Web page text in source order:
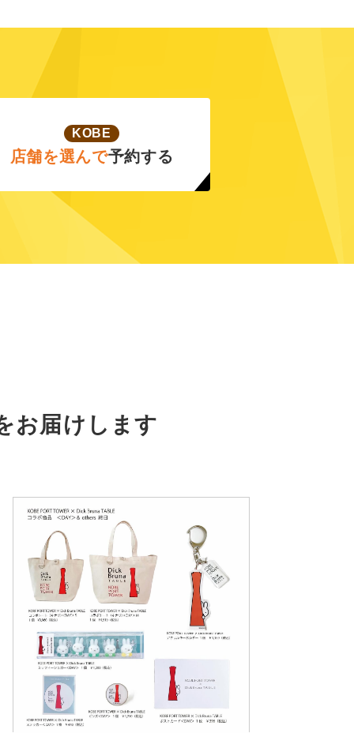
KOBE
店舗を選んで予約する
お届けします